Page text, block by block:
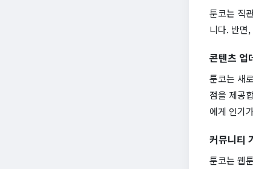
툰코는 직
니다. 반면
콘텐츠 업
툰코는 새
점을 제공
에게 인기
커뮤니티
툰코는 웹